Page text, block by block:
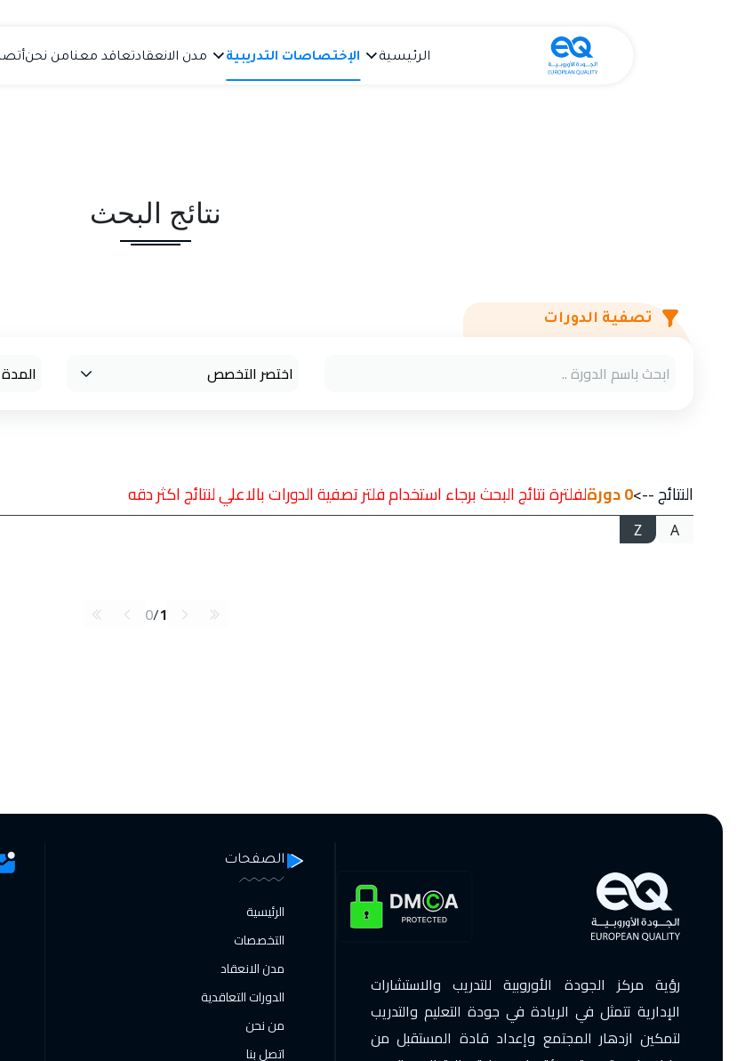
الرئيسية الإختصاصات التدريبية مدن الانعقادتعاقد معنامن نحن
نتائج البحث
تصفية الدورات
النتائج -->0دورةلفلترة نتائج البحث برجاء استخدام فلتر تصفية الدورات بالاعلي لنتائج اكثر دقه
A
Z
1
/
0
رؤية مركز الجودة الأوروبية للتدريب والاستشارات
الإدارية تتمثل في الريادة في جودة التعليم والتدريب
لتمكين ازدهار المجتمع وإعداد قادة المستقبل من
الصفحات
الرئيسية
التخصصات
مدن الانعقاد
الدورات التعاقدية
من نحن
اتصل بنا